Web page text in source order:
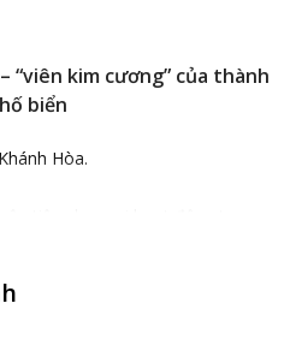
“viên kim cương” của thành
biển
Hòa.
tiện cho mọi hoạt động trong
công tác tại ngay trung tâm
Cách ga tàu khoảng 10 phút